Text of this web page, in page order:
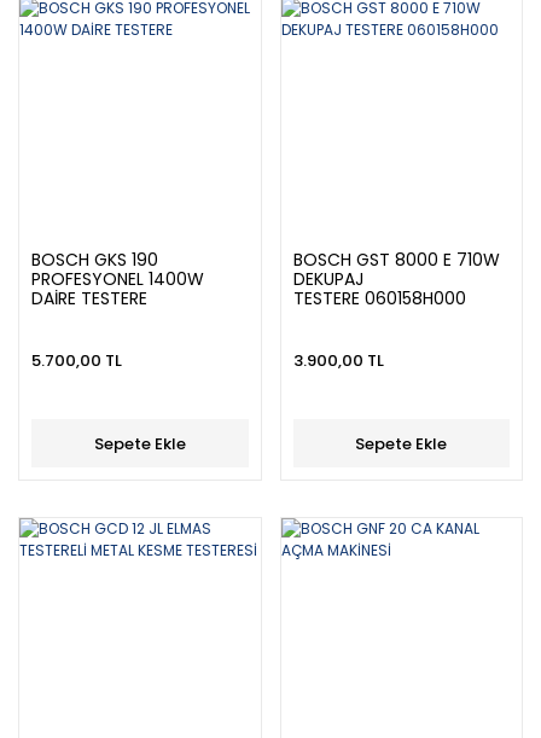
BOSCH GKS 190
PROFESYONEL 1400W
DAİRE TESTERE
5.700,00 TL
Sepete Ekle
BOSCH GST 8000 E 710W
DEKUPAJ
TESTERE 060158H000
3.900,00 TL
Sepete Ekle